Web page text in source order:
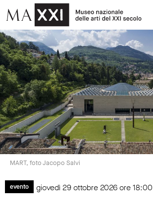
MART, foto Jacopo Salvi
evento giovedì 29 ottobre 2026 ore 18:00